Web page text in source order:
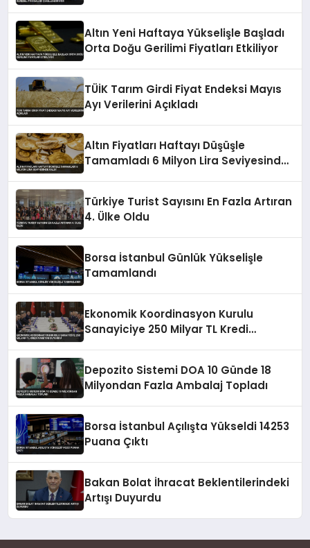
Altın Yeni Haftaya Yükselişle Başladı
Orta Doğu Gerilimi Fiyatları Etkiliyor
TÜİK Tarım Girdi Fiyat Endeksi Mayıs
Ayı Verilerini Açıkladı
Altın Fiyatları Haftayı Düşüşle
Tamamladı 6 Milyon Lira Seviyesinde
Türkiye Turist Sayısını En Fazla Artıran
4. Ülke Oldu
Borsa İstanbul Günlük Yükselişle
Tamamlandı
Ekonomik Koordinasyon Kurulu
Sanayiciye 250 Milyar TL Kredi
Depozito Sistemi DOA 10 Günde 18
Milyondan Fazla Ambalaj Topladı
Borsa İstanbul Açılışta Yükseldi 14253
Puana Çıktı
Bakan Bolat İhracat Beklentilerindeki
Artışı Duyurdu